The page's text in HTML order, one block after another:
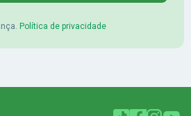
Política de privacidade